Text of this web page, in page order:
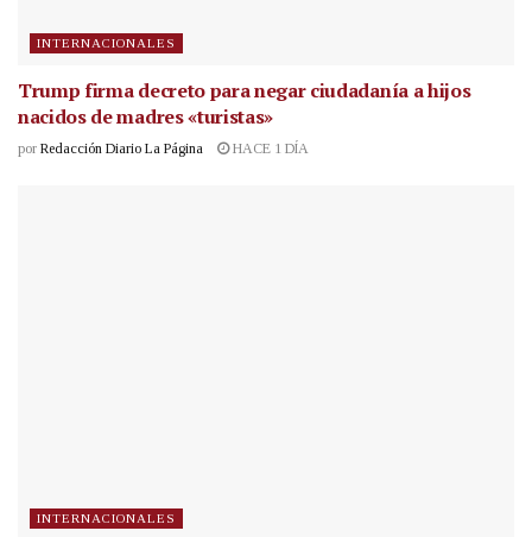
INTERNACIONALES
Trump firma decreto para negar ciudadanía a hijos
nacidos de madres «turistas»
por Redacción Diario La Página HACE 1 DÍA
INTERNACIONALES